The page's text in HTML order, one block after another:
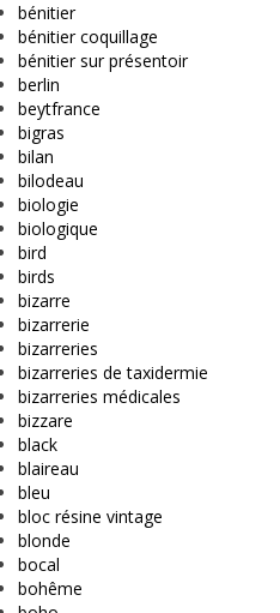
bénitier
bénitier coquillage
bénitier sur présentoir
berlin
beytfrance
bigras
bilan
bilodeau
biologie
biologique
bird
birds
bizarre
bizarrerie
bizarreries
bizarreries de taxidermie
bizarreries médicales
bizzare
black
blaireau
bleu
bloc résine vintage
blonde
bocal
bohême